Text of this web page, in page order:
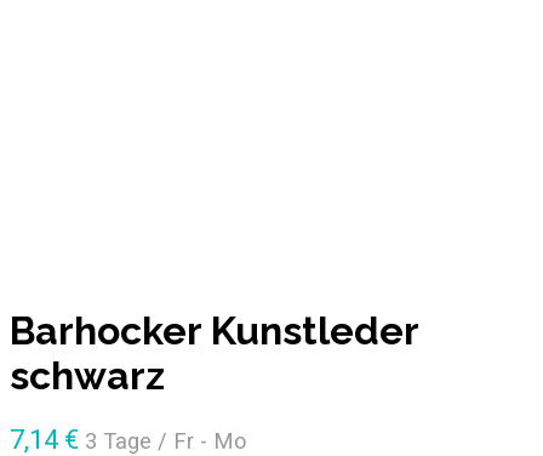
Barhocker Kunstleder
schwarz
7,14 € 3 Tage / Fr - Mo